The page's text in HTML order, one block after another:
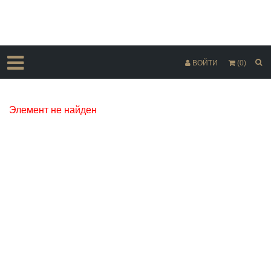
ВОЙТИ (0)
Элемент не найден